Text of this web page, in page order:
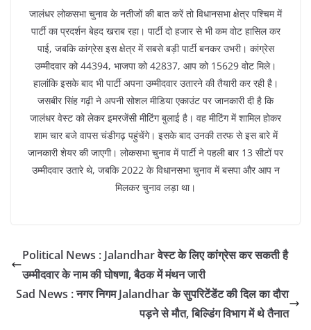
जालंधर लोकसभा चुनाव के नतीजों की बात करें तो विधानसभा क्षेत्र पश्चिम में
पार्टी का प्रदर्शन बेहद खराब रहा। पार्टी दो हजार से भी कम वोट हासिल कर
पाई, जबकि कांग्रेस इस क्षेत्र में सबसे बड़ी पार्टी बनकर उभरी। कांग्रेस
उम्मीदवार को 44394, भाजपा को 42837, आप को 15629 वोट मिले।
हालांकि इसके बाद भी पार्टी अपना उम्मीदवार उतारने की तैयारी कर रही है।
जसबीर सिंह गढ़ी ने अपनी सोशल मीडिया एकाउंट पर जानकारी दी है कि
जालंधर वेस्ट को लेकर इमरजेंसी मीटिंग बुलाई है। वह मीटिंग में शामिल होकर
शाम चार बजे वापस चंडीगढ़ पहुंचेंगे। इसके बाद उनकी तरफ से इस बारे में
जानकारी शेयर की जाएगी। लोकसभा चुनाव में पार्टी ने पहली बार 13 सीटों पर
उम्मीदवार उतारे थे, जबकि 2022 के विधानसभा चुनाव में बसपा और आप न
मिलकर चुनाव लड़ा था।
Political News : Jalandhar वेस्ट के लिए कांग्रेस कर सकती है
उम्मीदवार के नाम की घोषणा, बैठक में मंथन जारी
Sad News : नगर निगम Jalandhar के सुपरिटेंडेंट की दिल का दौरा
पड़ने से मौत, बिल्डिंग विभाग में थे तैनात